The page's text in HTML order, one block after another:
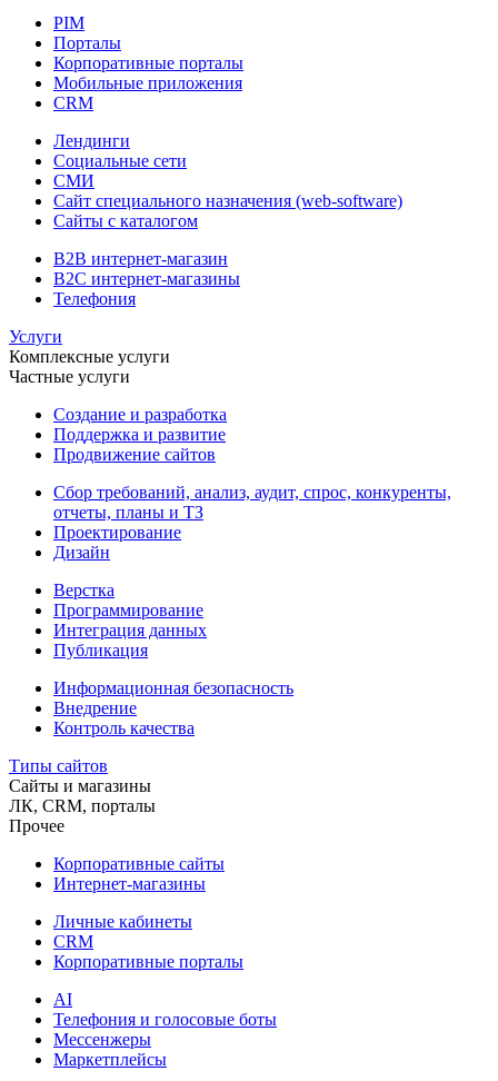
PIM
Порталы
Корпоративные порталы
Мобильные приложения
CRM
Лендинги
Социальные сети
СМИ
Сайт специального назначения (web-software)
Сайты с каталогом
B2B интернет-магазин
B2C интернет-магазины
Телефония
Услуги
Комплексные услуги
Частные услуги
Создание и разработка
Поддержка и развитие
Продвижение сайтов
Сбор требований, анализ, аудит, спрос, конкуренты,
отчеты, планы и ТЗ
Проектирование
Дизайн
Верстка
Программирование
Интеграция данных
Публикация
Информационная безопасность
Внедрение
Контроль качества
Типы сайтов
Сайты и магазины
ЛК, CRM, порталы
Прочее
Корпоративные сайты
Интернет-магазины
Личные кабинеты
CRM
Корпоративные порталы
AI
Телефония и голосовые боты
Мессенжеры
Маркетплейсы